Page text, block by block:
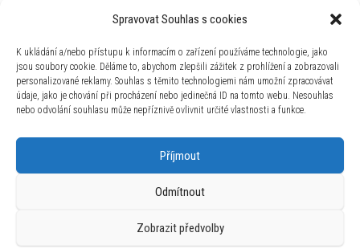
Spravovat Souhlas s cookies
K ukládání a/nebo přístupu k informacím o zařízení používáme technologie, jako
jsou soubory cookie. Děláme to, abychom zlepšili zážitek z prohlížení a zobrazovali
personalizované reklamy. Souhlas s těmito technologiemi nám umožní zpracovávat
údaje, jako je chování při procházení nebo jedinečná ID na tomto webu. Nesouhlas
nebo odvolání souhlasu může nepříznivě ovlivnit určité vlastnosti a funkce.
Příjmout
Odmítnout
Zobrazit předvolby
ORIGINAL Barva: Camel
3 090Kč
Používáme WordPress (v češtině).|Šablona: Bulk Shop